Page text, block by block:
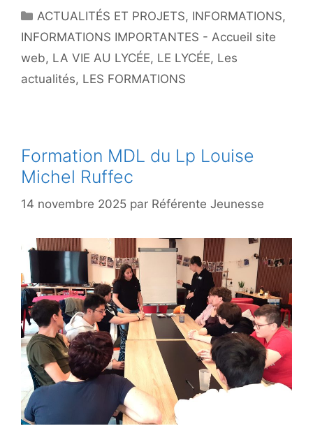
Catégories
ACTUALITÉS ET PROJETS, INFORMATIONS,
INFORMATIONS IMPORTANTES - Accueil site
web, LA VIE AU LYCÉE, LE LYCÉE, Les
actualités, LES FORMATIONS
Formation MDL du Lp Louise
Michel Ruffec
14 novembre 2025 par Référente Jeunesse